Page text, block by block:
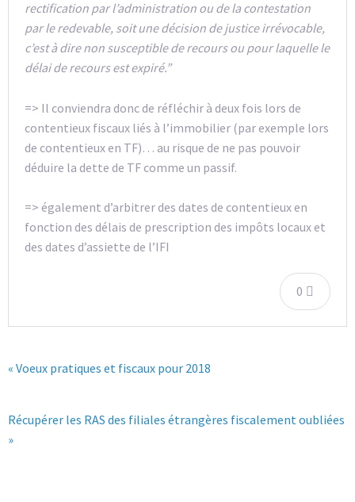
rectification par l’administration ou de la contestation
par le redevable, soit une décision de justice irrévocable,
c’est à dire non susceptible de recours ou pour laquelle le
délai de recours est expiré.”
=> Il conviendra donc de réfléchir à deux fois lors de
contentieux fiscaux liés à l’immobilier (par exemple lors
de contentieux en TF)… au risque de ne pas pouvoir
déduire la dette de TF comme un passif.
=> également d’arbitrer des dates de contentieux en
fonction des délais de prescription des impôts locaux et
des dates d’assiette de l’IFI
0
« Voeux pratiques et fiscaux pour 2018
Récupérer les RAS des filiales étrangères fiscalement oubliées
»